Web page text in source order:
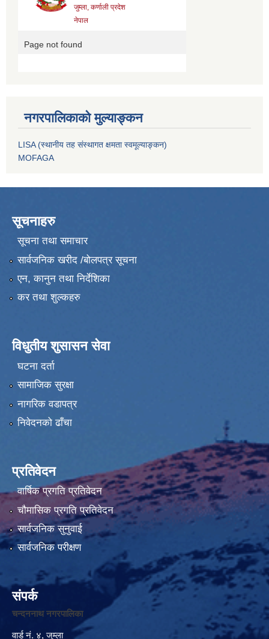
नगरपालिकाको मुल्याङ्कन
LISA (स्थानीय तह संस्थागत क्षमता स्वमूल्याङ्कन)
MOFAGA
सूचनाहरु
सूचना तथा समाचार
सार्वजनिक खरीद /बोलपत्र सूचना
एन, कानुन तथा निर्देशिका
कर तथा शुल्कहरु
विधुतीय शुसासन सेवा
घटना दर्ता
सामाजिक सुरक्षा
नागरिक वडापत्र
निवेदनको ढाँचा
प्रतिवेदन
वार्षिक प्रगति प्रतिवेदन
चौमासिक प्रगति प्रतिवेदन
सार्वजनिक सुनुवाई
सार्वजनिक परीक्षण
संपर्क
चन्दननाथ नगरपालिका
वार्ड नं. ४, जुम्ला